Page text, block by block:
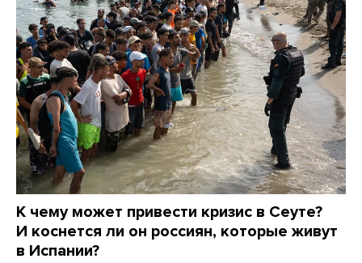
К чему может привести кризис в Сеуте?
И коснется ли он россиян, которые живут
в Испании?